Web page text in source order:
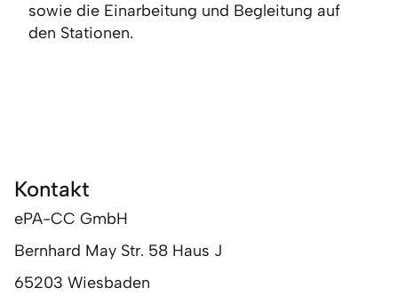
sowie die Einarbeitung und Begleitung auf
den Stationen.
Kontakt
ePA-CC GmbH
Bernhard May Str. 58 Haus J
65203 Wiesbaden